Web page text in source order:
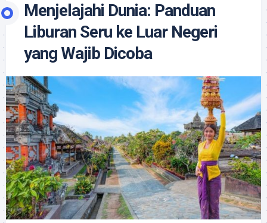
Menjelajahi Dunia: Panduan
Liburan Seru ke Luar Negeri
yang Wajib Dicoba